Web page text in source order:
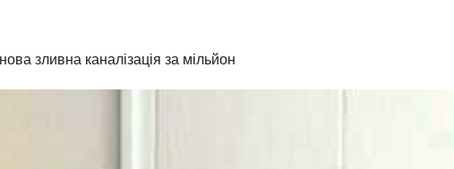
зливна каналізація за мільйон